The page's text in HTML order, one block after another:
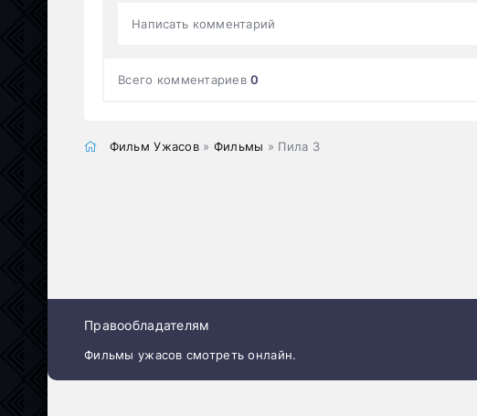
Написать комментарий
Всего комментариев0
Фильм Ужасов» Фильмы » Пила 3
Правообладателям
Фильмы ужасов смотреть онлайн.